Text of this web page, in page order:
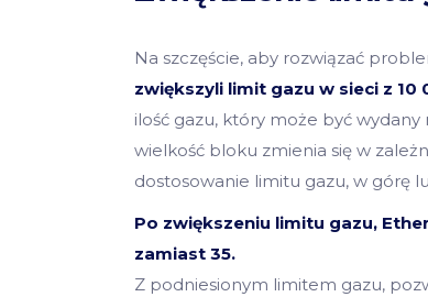
Na szczęście, aby rozwiązać
zwiększyli limit gazu w sieci z 10
ilość gazu, który może być
wielkość bloku zmienia się w
dostosowanie limitu gazu, w górę
Po zwiększeniu limitu gazu,
zamiast 35.
Z podniesionym limitem gazu,